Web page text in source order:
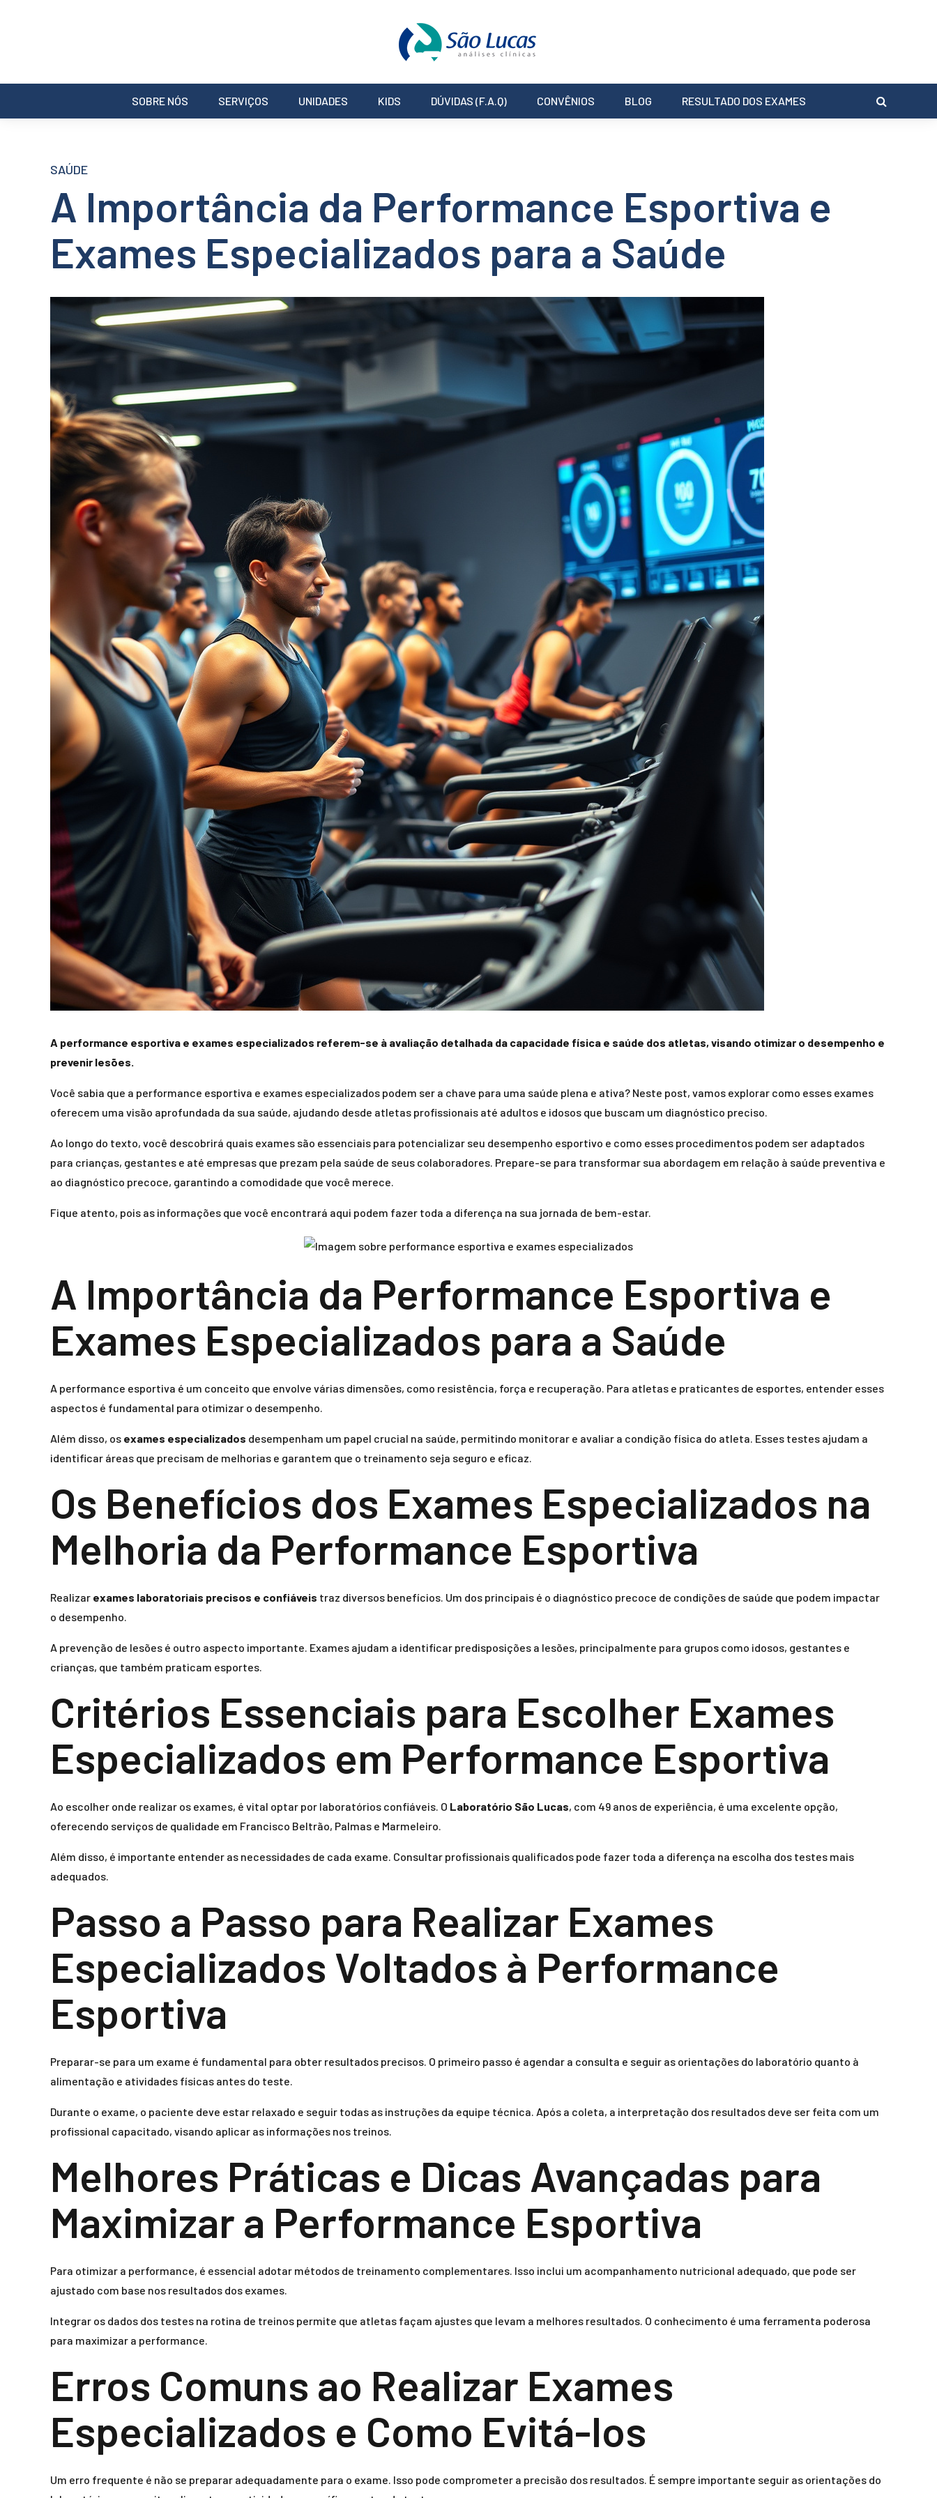
SOBRE NÓS SERVIÇOS UNIDADES KIDS DÚVIDAS (F.A.Q) CONVÊNIOS BLOG RESULTADO DOS EXAMES
SAÚDE
A Importância da Performance Esportiva e
Exames Especializados para a Saúde
A performance esportiva e exames especializados referem-se à avaliação detalhada da capacidade física e saúde dos atletas, visando otimizar o desempenho e
prevenir lesões.
Você sabia que a performance esportiva e exames especializados podem ser a chave para uma saúde plena e ativa? Neste post, vamos explorar como esses exames
oferecem uma visão aprofundada da sua saúde, ajudando desde atletas profissionais até adultos e idosos que buscam um diagnóstico preciso.
Ao longo do texto, você descobrirá quais exames são essenciais para potencializar seu desempenho esportivo e como esses procedimentos podem ser adaptados
para crianças, gestantes e até empresas que prezam pela saúde de seus colaboradores. Prepare-se para transformar sua abordagem em relação à saúde preventiva e
ao diagnóstico precoce, garantindo a comodidade que você merece.
Fique atento, pois as informações que você encontrará aqui podem fazer toda a diferença na sua jornada de bem-estar.
A Importância da Performance Esportiva e
Exames Especializados para a Saúde
A performance esportiva é um conceito que envolve várias dimensões, como resistência, força e recuperação. Para atletas e praticantes de esportes, entender esses
aspectos é fundamental para otimizar o desempenho.
Além disso, os exames especializados desempenham um papel crucial na saúde, permitindo monitorar e avaliar a condição física do atleta. Esses testes ajudam a
identificar áreas que precisam de melhorias e garantem que o treinamento seja seguro e eficaz.
Os Benefícios dos Exames Especializados na
Melhoria da Performance Esportiva
Realizar exames laboratoriais precisos e confiáveis traz diversos benefícios. Um dos principais é o diagnóstico precoce de condições de saúde que podem impactar
o desempenho.
A prevenção de lesões é outro aspecto importante. Exames ajudam a identificar predisposições a lesões, principalmente para grupos como idosos, gestantes e
crianças, que também praticam esportes.
Critérios Essenciais para Escolher Exames
Especializados em Performance Esportiva
Ao escolher onde realizar os exames, é vital optar por laboratórios confiáveis. O Laboratório São Lucas, com 49 anos de experiência, é uma excelente opção,
oferecendo serviços de qualidade em Francisco Beltrão, Palmas e Marmeleiro.
Além disso, é importante entender as necessidades de cada exame. Consultar profissionais qualificados pode fazer toda a diferença na escolha dos testes mais
adequados.
Passo a Passo para Realizar Exames
Especializados Voltados à Performance
Esportiva
Preparar-se para um exame é fundamental para obter resultados precisos. O primeiro passo é agendar a consulta e seguir as orientações do laboratório quanto à
alimentação e atividades físicas antes do teste.
Durante o exame, o paciente deve estar relaxado e seguir todas as instruções da equipe técnica. Após a coleta, a interpretação dos resultados deve ser feita com um
profissional capacitado, visando aplicar as informações nos treinos.
Melhores Práticas e Dicas Avançadas para
Maximizar a Performance Esportiva
Para otimizar a performance, é essencial adotar métodos de treinamento complementares. Isso inclui um acompanhamento nutricional adequado, que pode ser
ajustado com base nos resultados dos exames.
Integrar os dados dos testes na rotina de treinos permite que atletas façam ajustes que levam a melhores resultados. O conhecimento é uma ferramenta poderosa
para maximizar a performance.
Erros Comuns ao Realizar Exames
Especializados e Como Evitá-los
Um erro frequente é não se preparar adequadamente para o exame. Isso pode comprometer a precisão dos resultados. É sempre importante seguir as orientações do